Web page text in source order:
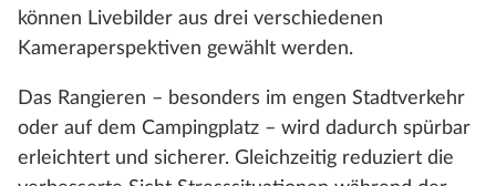
können Livebilder aus drei verschiedenen
Kameraperspektiven gewählt werden.
Das Rangieren – besonders im engen Stadtverkehr
oder auf dem Campingplatz – wird dadurch spürbar
erleichtert und sicherer. Gleichzeitig reduziert die